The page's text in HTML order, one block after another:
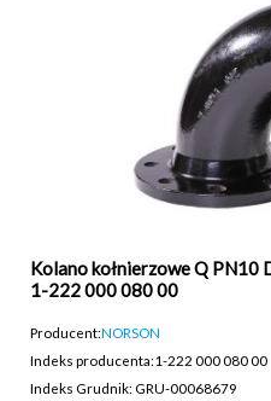
Kolano kołnierzowe Q PN10
1-222 000 080 00
Producent:NORSON
Indeks producenta:1-222 000 080 00
Indeks Grudnik: GRU-00068679